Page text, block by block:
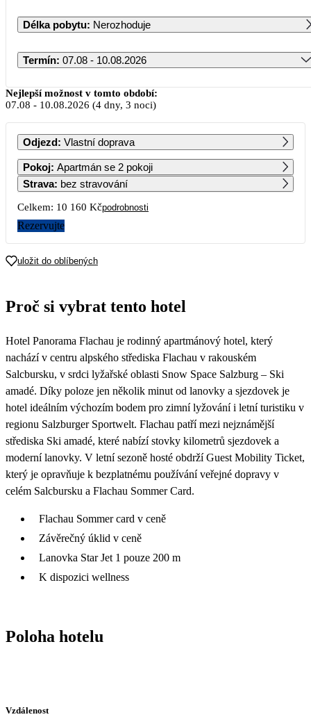
Délka pobytu: Nerozhoduje
Termín: 07.08 - 10.08.2026
Srpen 2026
PO ÚT ST ČT PÁ SO NE
1 2
3 4 5 6 7 8 9
10
5 080 5 080 5 080 5 080 5 000 4 920 4 390
17 18
24
4 390
25 26 27
31
Nejlepší možnost v tomto období:
07.08 - 10.08.2026 (4 dny, 3 noci)
Odjezd: Vlastní doprava
Pokoj: Apartmán se 2 pokoji
Strava: bez stravování
Celkem: 10 160 Kčpodrobnosti
Rezervujte
uložit do oblíbených
Proč si vybrat tento hotel
Hotel Panorama Flachau je rodinný apartmánový hotel, který
nachází v centru alpského střediska Flachau v rakouském
Salcbursku, v srdci lyžařské oblasti Snow Space Salzburg – Ski
amadé. Díky poloze jen několik minut od lanovky a sjezdovek je
hotel ideálním výchozím bodem pro zimní lyžování i letní turistiku v
regionu Salzburger Sportwelt. Flachau patří mezi nejznámější
střediska Ski amadé, které nabízí stovky kilometrů sjezdovek a
moderní lanovky. V letní sezoně hosté obdrží Guest Mobility Ticket,
který je opravňuje k bezplatnému používání veřejné dopravy v
celém Salcbursku a Flachau Sommer Card.
Flachau Sommer card v ceně
Závěrečný úklid v ceně
Lanovka Star Jet 1 pouze 200 m
K dispozici wellness
Poloha hotelu
Vzdálenost